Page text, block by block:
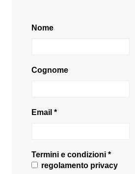
Nome
Cognome
Email *
Termini e condizioni *
regolamento privacy